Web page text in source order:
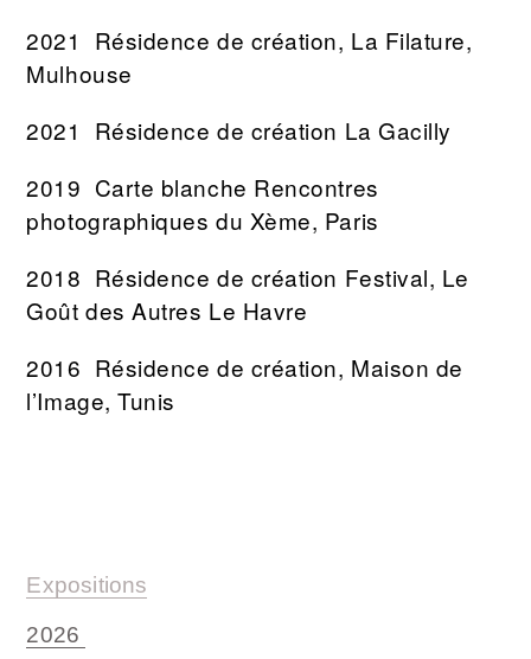
2021 Résidence de création, La Filature,
Mulhouse
2021 Résidence de création La Gacilly
2019 Carte blanche Rencontres
photographiques du Xème, Paris
2018 Résidence de création Festival, Le
Goût des Autres Le Havre
2016 Résidence de création, Maison de
l’Image, Tunis
Expositions
2026